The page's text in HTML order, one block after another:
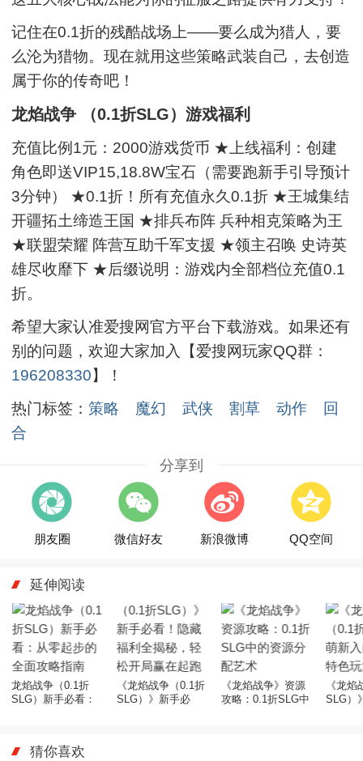
记住在0.1折的残酷战场上——要么成为猎人，要
么沦为猎物。现在就用这些策略武装自己，去创造
属于你的传奇吧！
龙焰战争 （0.1折SLG）游戏福利
充值比例1元：2000游戏货币 ★上线福利：创建
角色即送VIP15,18.8W宝石（需要跑新手引导预计
3分钟） ★0.1折！所有充值永久0.1折 ★王城集结
开疆拓土缔造王国 ★排兵布阵 兵种相克策略为王
★联盟荣耀 阵营互助千军支援 ★领主召唤 史诗英
雄尽收靡下 ★后缀说明：游戏内全部档位充值0.1
折。
希望大家认准爱搜网官方平台下载游戏。如果还有
别的问题，欢迎大家加入【爱搜网玩家QQ群：
196208330】！
热门标签：策略 魔幻 武侠 割草 动作
回
合
分享到
朋友圈 微信好友 新浪微博 QQ空间
延伸阅读
龙焰战争（0.1折
SLG）新手必看：
《龙焰战争（0.1折
SLG）》新手必
《龙焰战争》资源
攻略：0.1折SLG中
《龙
SLG）
猜你喜欢